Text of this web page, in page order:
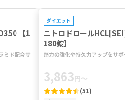
【1
ミド配合サ
ダイエット
ニトロドロール
180錠】
筋力の強化や持久力アップをサポ
3,863円～
(51)